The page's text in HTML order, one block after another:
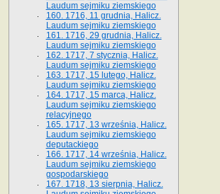
Laudum sejmiku ziemskiego
160. 1716, 11 grudnia, Halicz.
Laudum sejmiku ziemskiego
161. 1716, 29 grudnia, Halicz.
Laudum sejmiku ziemskiego
162. 1717, 7 stycznia, Halicz.
Laudum sejmiku ziemskiego
163. 1717, 15 lutego, Halicz.
Laudum sejmiku ziemskiego
164. 1717, 15 marca, Halicz.
Laudum sejmiku ziemskiego
relacyjnego
165. 1717, 13 września, Halicz.
Laudum sejmiku ziemskiego
deputackiego
166. 1717, 14 września, Halicz.
Laudum sejmiku ziemskiego
gospodarskiego
167. 1718, 13 sierpnia, Halicz.